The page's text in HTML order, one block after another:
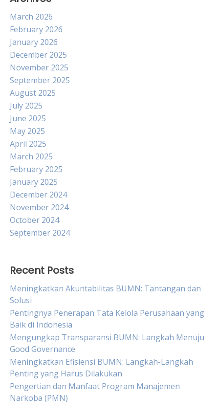
March 2026
February 2026
January 2026
December 2025
November 2025
September 2025
August 2025
July 2025
June 2025
May 2025
April 2025
March 2025
February 2025
January 2025
December 2024
November 2024
October 2024
September 2024
Recent Posts
Meningkatkan Akuntabilitas BUMN: Tantangan dan
Solusi
Pentingnya Penerapan Tata Kelola Perusahaan yang
Baik di Indonesia
Mengungkap Transparansi BUMN: Langkah Menuju
Good Governance
Meningkatkan Efisiensi BUMN: Langkah-Langkah
Penting yang Harus Dilakukan
Pengertian dan Manfaat Program Manajemen
Narkoba (PMN)